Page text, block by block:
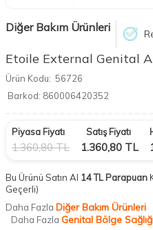
Diğer Bakım Ürünleri
Etoile External Genital
Ürün Kodu: 56726
Barkod: 860006420352
Piyasa Fiyatı
1.360,80TL
Satış Fiyatı
1.360,80 TL
Bu Ürünü Satın Al 14 TL Parapuan
Geçerli)
Daha Fazla Diğer Bakım Ürünleri
Daha Fazla Genital Bölge